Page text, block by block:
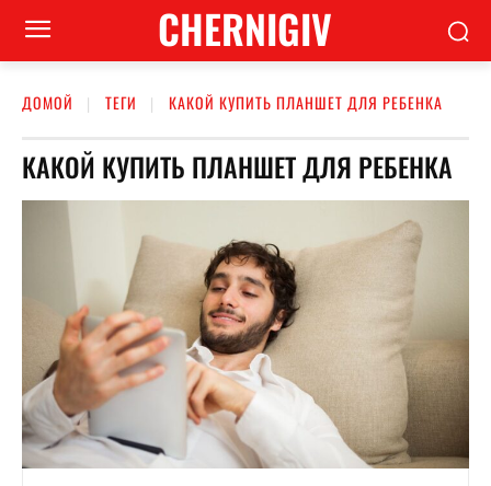
CHERNIGIV
ДОМОЙ ТЕГИ КАКОЙ КУПИТЬ ПЛАНШЕТ ДЛЯ РЕБЕНКА
КАКОЙ КУПИТЬ ПЛАНШЕТ ДЛЯ РЕБЕНКА